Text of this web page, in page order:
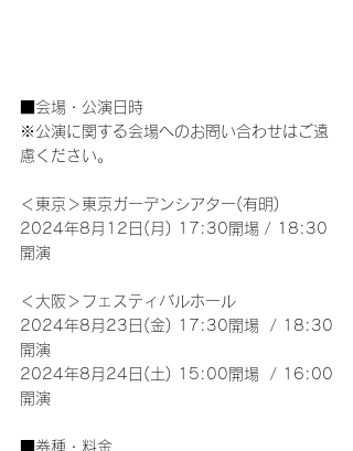
■会場・公演日時
※公演に関する会場へのお問い合わせはご遠
慮ください。
＜東京＞東京ガーデンシアター(有明)
2024年8月12日(月) 17:30開場 / 18:30
開演
＜大阪＞フェスティバルホール
2024年8月23日(金) 17:30開場  / 18:30
開演
2024年8月24日(土) 15:00開場  / 16:00
開演
■券種・料金